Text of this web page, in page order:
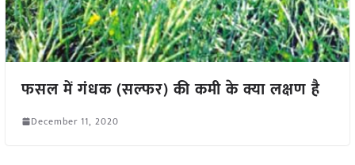
फसल में गंधक (सल्फर) की कमी के क्या लक्षण है
December 11, 2020